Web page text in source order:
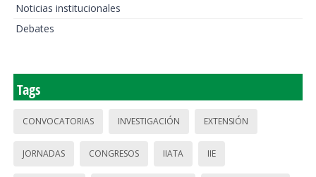
Noticias institucionales
Debates
Tags
CONVOCATORIAS INVESTIGACIÓN EXTENSIÓN
JORNADAS CONGRESOS IIATA IIE